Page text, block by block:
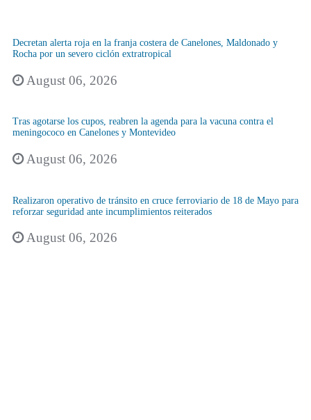
Decretan alerta roja en la franja costera de Canelones, Maldonado y
Rocha por un severo ciclón extratropical
August 06, 2026
Tras agotarse los cupos, reabren la agenda para la vacuna contra el
meningococo en Canelones y Montevideo
August 06, 2026
Realizaron operativo de tránsito en cruce ferroviario de 18 de Mayo para
reforzar seguridad ante incumplimientos reiterados
August 06, 2026